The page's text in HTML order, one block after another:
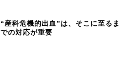
“産科危機的出血”は、そこに至るま
での対応が重要